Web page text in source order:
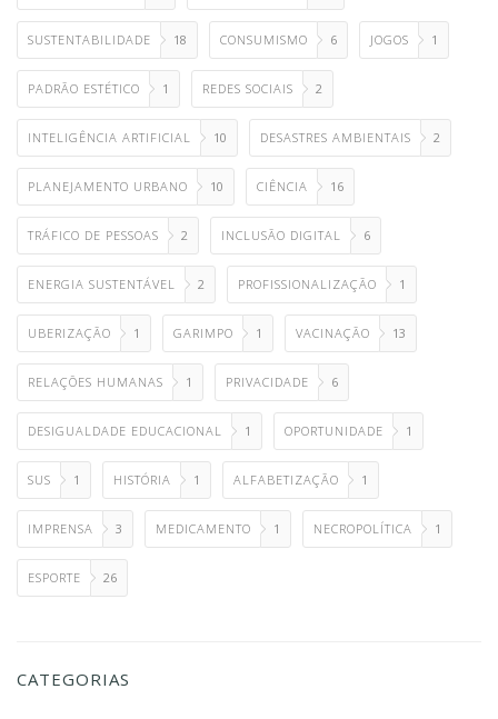
SUSTENTABILIDADE 18 CONSUMISMO 6 JOGOS 1
PADRÃO ESTÉTICO 1 REDES SOCIAIS 2
INTELIGÊNCIA ARTIFICIAL 10 DESASTRES AMBIENTAIS 2
PLANEJAMENTO URBANO 10 CIÊNCIA 16
TRÁFICO DE PESSOAS 2 INCLUSÃO DIGITAL 6
ENERGIA SUSTENTÁVEL 2 PROFISSIONALIZAÇÃO 1
UBERIZAÇÃO 1 GARIMPO 1 VACINAÇÃO 13
RELAÇÕES HUMANAS 1 PRIVACIDADE 6
DESIGUALDADE EDUCACIONAL 1 OPORTUNIDADE 1
SUS 1 HISTÓRIA 1 ALFABETIZAÇÃO 1
IMPRENSA 3 MEDICAMENTO 1 NECROPOLÍTICA 1
ESPORTE 26
CATEGORIAS